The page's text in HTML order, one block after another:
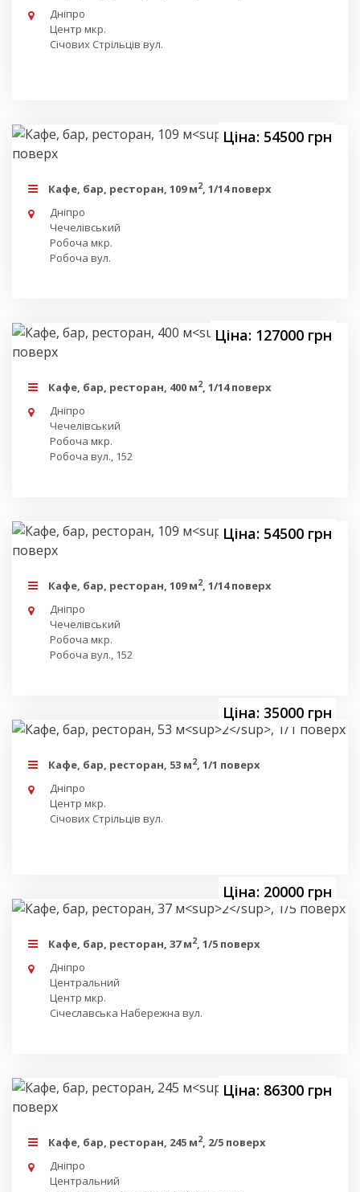
Дніпро
Центр мкр.
Січових Стрільців вул.
Ціна: 54500 грн
Кафе, бар, ресторан, 109 м2, 1/14 поверх
Дніпро
Чечелівський
Робоча мкр.
Робоча вул.
Ціна: 127000 грн
Кафе, бар, ресторан, 400 м2, 1/14 поверх
Дніпро
Чечелівський
Робоча мкр.
Робоча вул., 152
Ціна: 54500 грн
Кафе, бар, ресторан, 109 м2, 1/14 поверх
Дніпро
Чечелівський
Робоча мкр.
Робоча вул., 152
Ціна: 35000 грн
Кафе, бар, ресторан, 53 м2, 1/1 поверх
Дніпро
Центр мкр.
Січових Стрільців вул.
Ціна: 20000 грн
Кафе, бар, ресторан, 37 м2, 1/5 поверх
Дніпро
Центральний
Центр мкр.
Січеславська Набережна вул.
Ціна: 86300 грн
Кафе, бар, ресторан, 245 м2, 2/5 поверх
Дніпро
Центральний